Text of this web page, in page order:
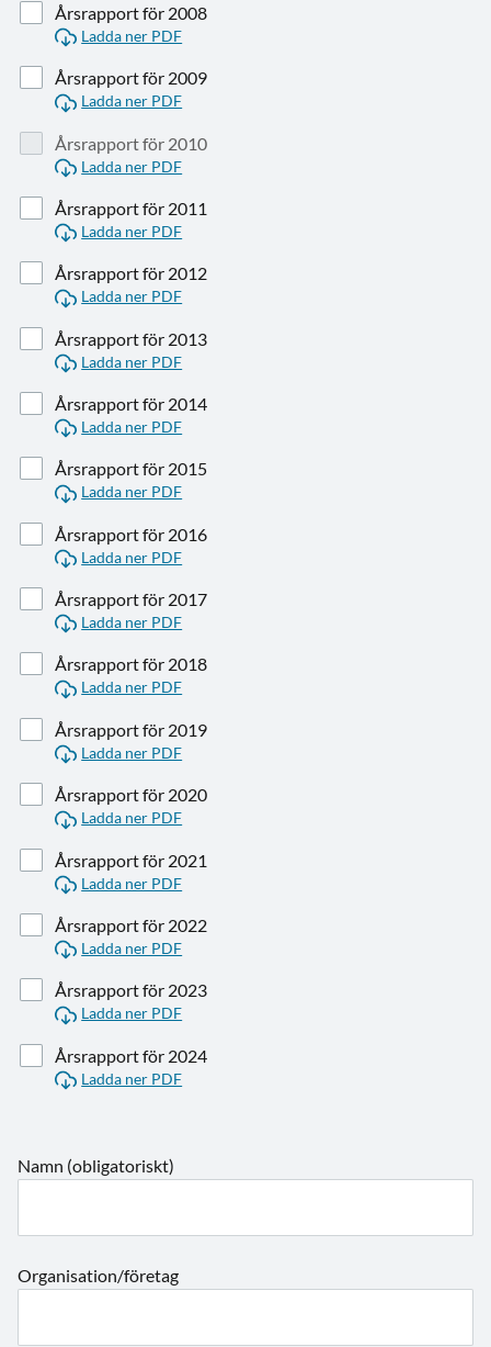
Årsrapport för 2008
Ladda ner PDF
Årsrapport för 2009
Ladda ner PDF
Årsrapport för 2010
Ladda ner PDF
Årsrapport för 2011
Ladda ner PDF
Årsrapport för 2012
Ladda ner PDF
Årsrapport för 2013
Ladda ner PDF
Årsrapport för 2014
Ladda ner PDF
Årsrapport för 2015
Ladda ner PDF
Årsrapport för 2016
Ladda ner PDF
Årsrapport för 2017
Ladda ner PDF
Årsrapport för 2018
Ladda ner PDF
Årsrapport för 2019
Ladda ner PDF
Årsrapport för 2020
Ladda ner PDF
Årsrapport för 2021
Ladda ner PDF
Årsrapport för 2022
Ladda ner PDF
Årsrapport för 2023
Ladda ner PDF
Årsrapport för 2024
Ladda ner PDF
Namn (obligatoriskt)
Organisation/företag